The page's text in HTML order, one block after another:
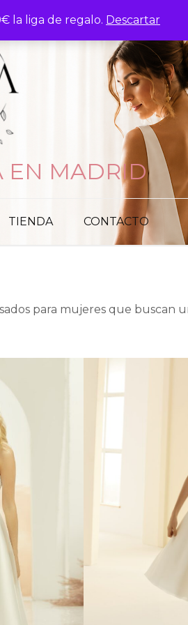
la liga de regalo. Descartar
EN MADRID
TIENDA CONTACTO
para mujeres que buscan